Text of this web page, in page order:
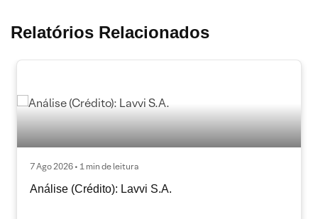
Relatórios Relacionados
7 Ago 2026 • 1 min de leitura
Análise (Crédito): Lavvi S.A.